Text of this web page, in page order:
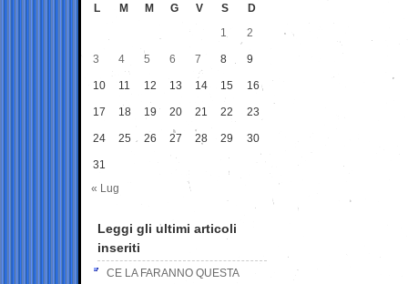
L M M G V S
D
1
2
3 4 5 6 7 8 9
10 11 12 13 14 15 16
17 18 19 20 21 22 23
24 25 26 27 28 29 30
31
« Lug
Leggi gli ultimi articoli
inseriti
CE LA FARANNO QUESTA